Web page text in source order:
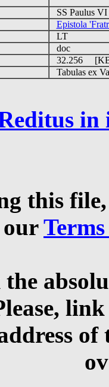
SS Paulus
Epistola
LT
doc
32.256
Tabulas ex
in
this
our